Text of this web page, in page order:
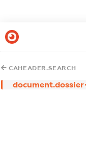
CAHEADER.SEARCH
document.dossier